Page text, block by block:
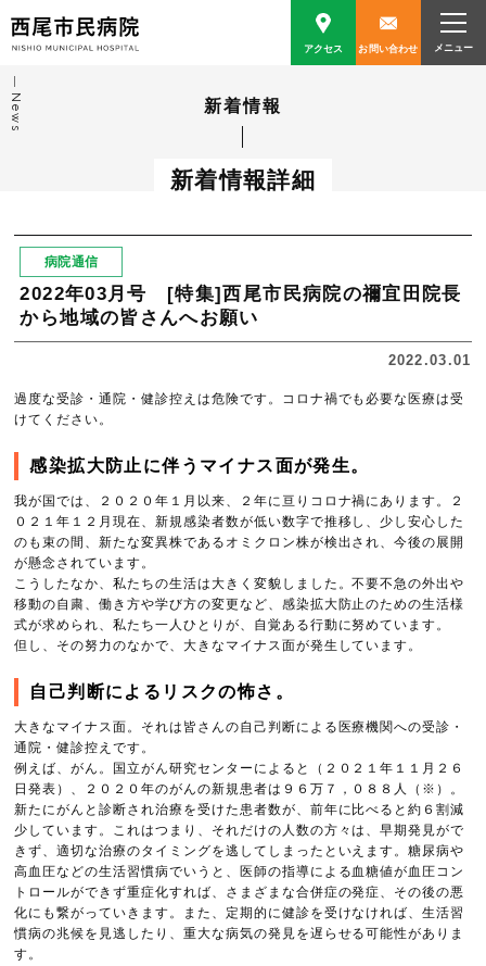
アクセス お問い合わせ
News 新着情報
新着情報詳細
病院通信
2022年03月号 [特集]西尾市民病院の禰宜田院長
から地域の皆さんへお願い
2022.03.01
過度な受診・通院・健診控えは危険です。コロナ禍でも必要な医療は受
けてください。
感染拡大防止に伴うマイナス面が発生。
我が国では、２０２０年１月以来、２年に亘りコロナ禍にあります。２
０２１年１２月現在、新規感染者数が低い数字で推移し、少し安心した
のも束の間、新たな変異株であるオミクロン株が検出され、今後の展開
が懸念されています。
こうしたなか、私たちの生活は大きく変貌しました。不要不急の外出や
移動の自粛、働き方や学び方の変更など、感染拡大防止のための生活様
式が求められ、私たち一人ひとりが、自覚ある行動に努めています。
但し、その努力のなかで、大きなマイナス面が発生しています。
自己判断によるリスクの怖さ。
大きなマイナス面。それは皆さんの自己判断による医療機関への受診・
通院・健診控えです。
例えば、がん。国立がん研究センターによると（２０２１年１１月２６
日発表）、２０２０年のがんの新規患者は９６万７，０８８人（※）。
新たにがんと診断され治療を受けた患者数が、前年に比べると約６割減
少しています。これはつまり、それだけの人数の方々は、早期発見がで
きず、適切な治療のタイミングを逃してしまったといえます。糖尿病や
高血圧などの生活習慣病でいうと、医師の指導による血糖値が血圧コン
トロールができず重症化すれば、さまざまな合併症の発症、その後の悪
化にも繋がっていきます。また、定期的に健診を受けなければ、生活習
慣病の兆候を見逃したり、重大な病気の発見を遅らせる可能性がありま
す。